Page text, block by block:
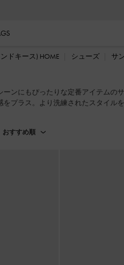
ンドキース) HOME シューズ サ
ーンにもぴったりな定番アイテムの
をプラス。より洗練されたスタイル
おすすめ順